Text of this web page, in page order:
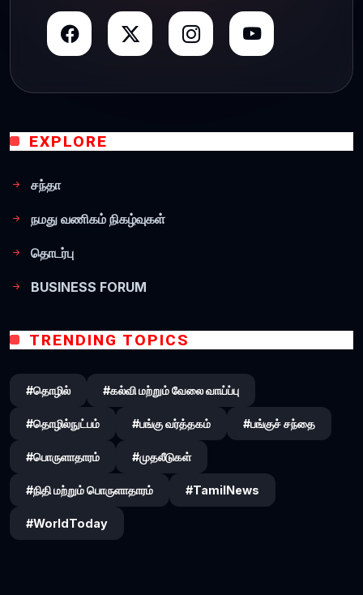
EXPLORE
சந்தா
நமது வணிகம் நிகழ்வுகள்
தொடர்பு
BUSINESS FORUM
TRENDING TOPICS
#தொழில் #கல்வி மற்றும் வேலை வாய்ப்பு
#தொழில்நுட்பம் #பங்கு வர்த்தகம் #பங்குச் சந்தை
#பொருளாதாரம் #முதலீடுகள்
#நிதி மற்றும் பொருளாதாரம் #TamilNews
#WorldToday